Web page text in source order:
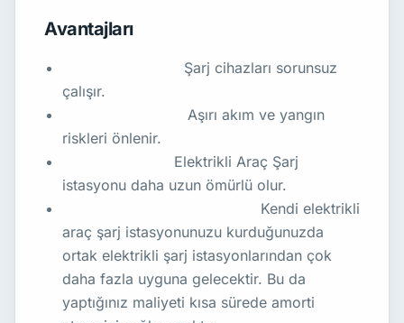
Avantajları
Şarj cihazları sorunsuz
çalışır.
Aşırı akım ve yangın
riskleri önlenir.
Elektrikli Araç Şarj
istasyonu daha uzun ömürlü olur.
Kendi elektrikli
araç şarj istasyonunuzu kurduğunuzda
ortak elektrikli şarj istasyonlarından çok
daha fazla uyguna gelecektir. Bu da
yaptığınız maliyeti kısa sürede amorti